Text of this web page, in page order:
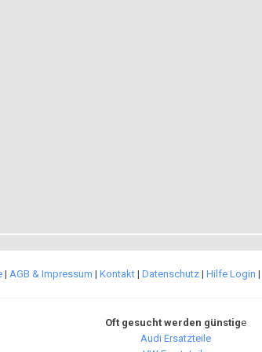
| AGB & Impressum | Kontakt| Datenschutz| Hilfe Login |
Oft gesucht werden günstige
Audi Ersatzteile